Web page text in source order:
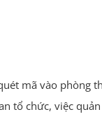
mã vào phòng
tổ chức, việc